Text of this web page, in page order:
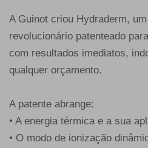
A Guinot criou Hydraderm,
revolucionário patenteado
com resultados imediatos,
qualquer orçamento.
A patente abrange:
• A energia térmica e a sua
• O modo de ionização